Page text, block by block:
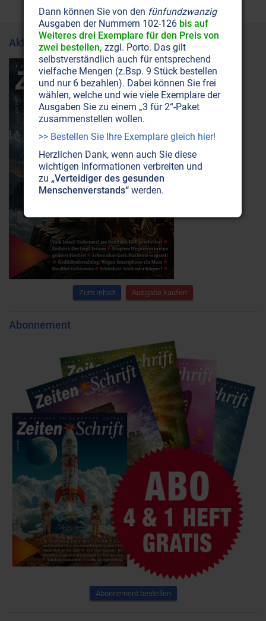
Aktuelle Ausgabe
Zum Inhalt Ausgabe kaufen
Abonnement
Abonnement bestellen
Dann können Sie von den fünfundzwanzig
Ausgaben der Nummern 102-126 bis auf
Weiteres drei Exemplare für den Preis von
zwei bestellen, zzgl. Porto. Das gilt
selbstverständlich auch für entsprechend
vielfache Mengen (z.Bsp. 9 Stück bestellen
und nur 6 bezahlen). Dabei können Sie frei
wählen, welche und wie viele Exemplare der
Ausgaben Sie zu einem „3 für 2“-Paket
zusammenstellen wollen.
>> Bestellen Sie Ihre Exemplare gleich hier!
Herzlichen Dank, wenn auch Sie diese
wichtigen Informationen verbreiten und
zu „Verteidiger des gesunden
Menschenverstands“ werden.